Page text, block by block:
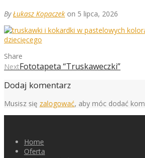
ByŁukasz Kopaczek on 5 lipca, 2026
Share
NextFototapeta “Truskaweczki”
Dodaj komentarz
Musisz się zalogować, aby móc dodać
Home
Oferta